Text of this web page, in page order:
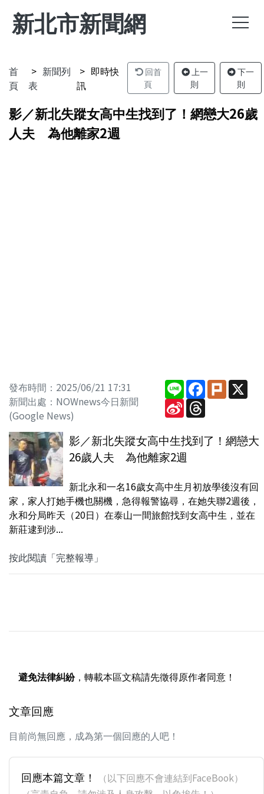
新北市新聞網
首
頁
新聞列
表
即時快
訊
回首
頁
上一
則
下一
則
影／新北失蹤女高中生找到了！網戀大26歲
人夫 為他離家2週
發布時間：2025/06/21 17:31
新聞出處：NOWnews今日新聞
(Google News)
Line Facebook
Plurk
Sina
Weibo
Threads
影／新北失蹤女高中生找到了！網戀大
26歲人夫 為他離家2週
新北永和一名16歲女高中生月初放學後沒有回
家，家人打她手機也關機，急得報警協尋，在她失聯2週後，
永和分局昨天（20日）在泰山一間旅館找到女高中生，並在
新莊逮到涉...
按此閱讀「完整報導」
避免法律糾紛，轉載本區文稿請先徵得原作者同意！
文章回應
目前尚無回應，成為第一個回應的人吧！
回應本篇文章！
（以下回應不會連結到FaceBook）